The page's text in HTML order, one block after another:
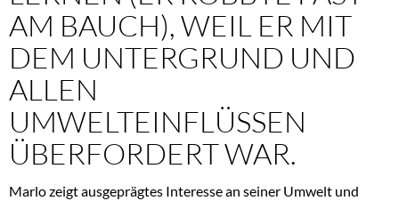
AM BAUCH), WEIL ER MIT
DEM UNTERGRUND UND
ALLEN
UMWELTEINFLÜSSEN
ÜBERFORDERT WAR.
Marlo zeigt ausgeprägtes Interesse an seiner Umwelt und